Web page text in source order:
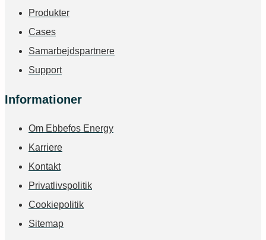
Produkter
Cases
Samarbejdspartnere
Support
Informationer
Om Ebbefos Energy
Karriere
Kontakt
Privatlivspolitik
Cookiepolitik
Sitemap